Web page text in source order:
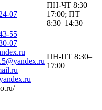
07
ПН-ЧТ 8:30–
17:00; ПТ
8:30–14:30
55
07
ПН-ПТ 8:30–
17:00